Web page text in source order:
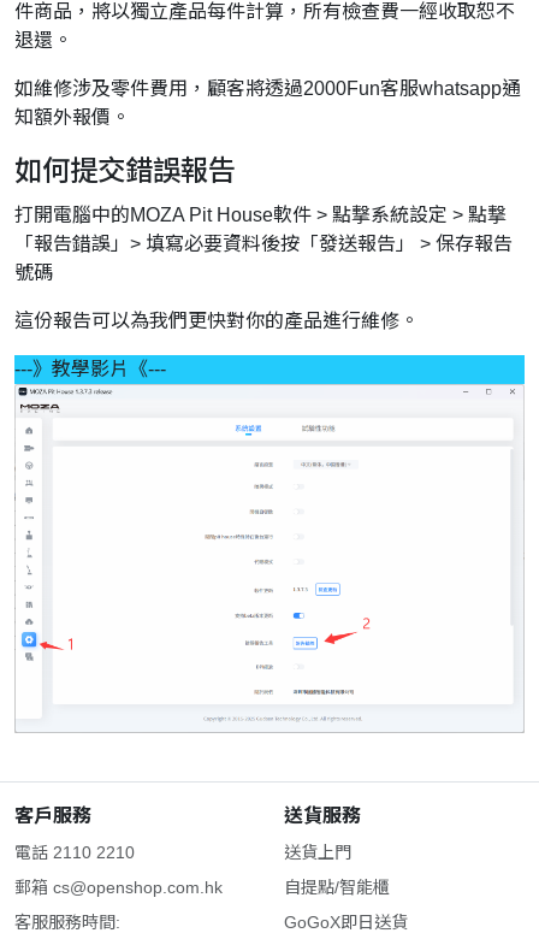
件商品，將以獨立產品每件計算，所有檢查費一經收取恕不
退還。
如維修涉及零件費用，顧客將透過2000Fun客服whatsapp通
知額外報價。
如何提交錯誤報告
打開電腦中的MOZA Pit House軟件 > 點撃系統設定 > 點撃
「報告錯誤」> 填寫必要資料後按「發送報告」 > 保存報告
號碼
這份報告可以為我們更快對你的產品進行維修。
---》教學影片《---
客戶服務
電話 2110 2210
郵箱 cs@openshop.com.hk
客服服務時間:
送貨服務
送貨上門
自提點/智能櫃
GoGoX即日送貨